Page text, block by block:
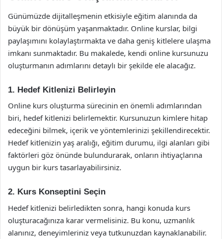
Günümüzde dijitalleşmenin etkisiyle eğitim alanında da
büyük bir dönüşüm yaşanmaktadır. Online kurslar, bilgi
paylaşımını kolaylaştırmakta ve daha geniş kitlelere ulaşma
imkanı sunmaktadır. Bu makalede, kendi online kursunuzu
oluşturmanın adımlarını detaylı bir şekilde ele alacağız.
1. Hedef Kitlenizi Belirleyin
Online kurs oluşturma sürecinin en önemli adımlarından
biri, hedef kitlenizi belirlemektir. Kursunuzun kimlere hitap
edeceğini bilmek, içerik ve yöntemlerinizi şekillendirecektir.
Hedef kitlenizin yaş aralığı, eğitim durumu, ilgi alanları gibi
faktörleri göz önünde bulundurarak, onların ihtiyaçlarına
uygun bir kurs tasarlayabilirsiniz.
2. Kurs Konseptini Seçin
Hedef kitlenizi belirledikten sonra, hangi konuda kurs
oluşturacağınıza karar vermelisiniz. Bu konu, uzmanlık
alanınız, deneyimleriniz veya tutkunuzdan kaynaklanabilir.